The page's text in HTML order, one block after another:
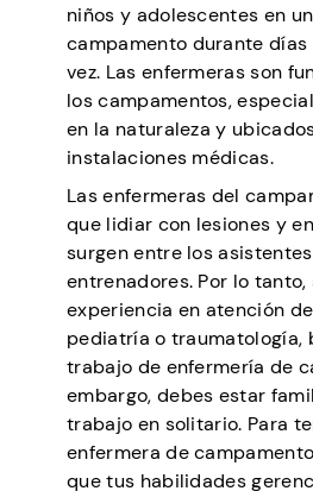
niños y adolescentes en
campamento durante días
vez. Las enfermeras son
los campamentos,
en la naturaleza y
instalaciones médicas.
Las enfermeras del
que lidiar con lesiones y
surgen entre los
entrenadores. Por lo
experiencia en atención
pediatría o traumatología,
trabajo de enfermería de
embargo, debes estar
trabajo en solitario. Para
enfermera de
que tus habilidades